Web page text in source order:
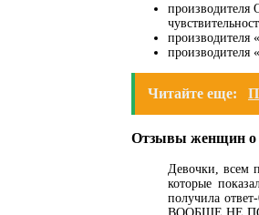
производителя
производителя
Читайте еще:
Отзывы женщин о
Девочки, всем
которые
получила